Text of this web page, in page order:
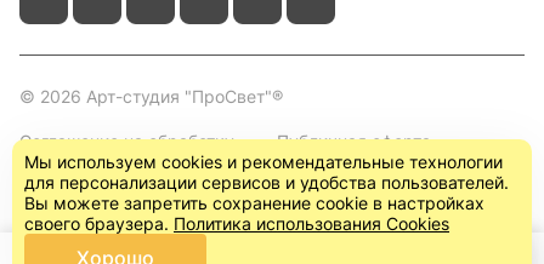
© 2026 Арт-студия "ПроСвет"®
Соглашение на обработку
персональных данных
Публичная оферта
(пользовательское
соглашение)
Мы используем cookies и рекомендательные технологии
для персонализации сервисов и удобства пользователей.
Вы можете запретить сохранение cookie в настройках
своего браузера. Политика использования Cookies
Хорошо